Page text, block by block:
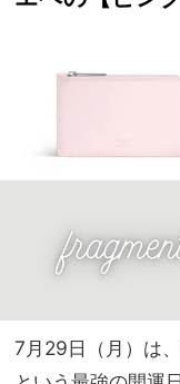
7月29日（月）は